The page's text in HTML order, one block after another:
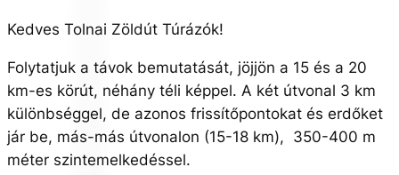
Kedves Tolnai Zöldút Túrázók!
Folytatjuk a távok bemutatását, jöjjön a 15 és a 20
km-es körút, néhány téli képpel. A két útvonal 3 km
különbséggel, de azonos frissítőpontokat és erdőket
jár be, más-más útvonalon (15-18 km), 350-400 m
méter szintemelkedéssel.